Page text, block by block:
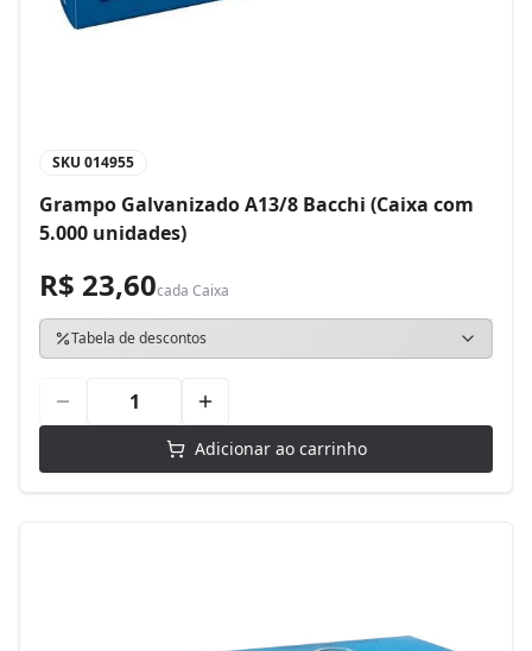
SKU 014955
Grampo Galvanizado A13/8 Bacchi (Caixa com
5.000 unidades)
R$ 23,60cada Caixa
Tabela de descontos
Adicionar ao carrinho